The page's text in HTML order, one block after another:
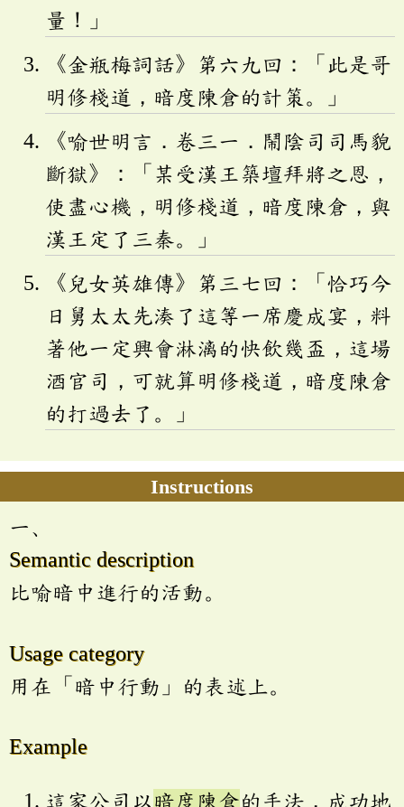
量！」
《金瓶梅詞話》第六九回：「此是哥
明修棧道，暗度陳倉的計策。」
《喻世明言．卷三一．鬧陰司司馬貌
斷獄》：「某受漢王築壇拜將之恩，
使盡心機，明修棧道，暗度陳倉，與
漢王定了三秦。」
《兒女英雄傳》第三七回：「恰巧今
日舅太太先湊了這等一席慶成宴，料
著他一定興會淋漓的快飲幾盃，這場
酒官司，可就算明修棧道，暗度陳倉
的打過去了。」
Instructions
一、
Semantic description
比喻暗中進行的活動。
Usage category
用在「暗中行動」的表述上。
Example
這家公司以暗度陳倉的手法，成功地